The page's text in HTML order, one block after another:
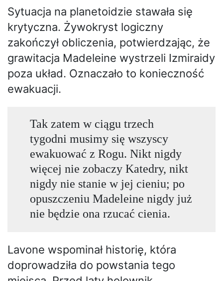
Sytuacja na planetoidzie stawała się
krytyczna. Żywokryst logiczny
zakończył obliczenia, potwierdzając, że
grawitacja Madeleine wystrzeli Izmiraidy
poza układ. Oznaczało to konieczność
ewakuacji.
Tak zatem w ciągu trzech
tygodni musimy się wszyscy
ewakuować z Rogu. Nikt nigdy
więcej nie zobaczy Katedry, nikt
nigdy nie stanie w jej cieniu; po
opuszczeniu Madeleine nigdy już
nie będzie ona rzucać cienia.
Lavone wspominał historię, która
doprowadziła do powstania tego